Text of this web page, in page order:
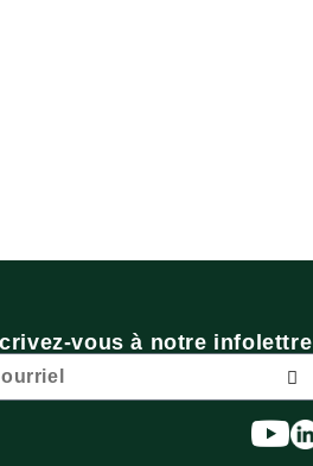
vous à notre infolettre